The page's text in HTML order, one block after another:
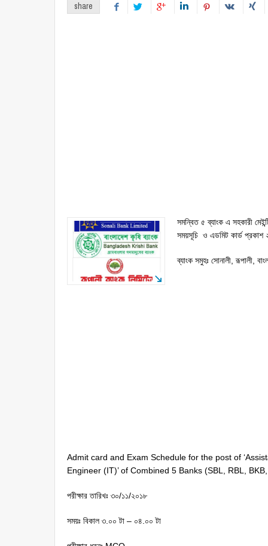
share
সমন্বিত ৫ ব্যাংক এ সহকারী
সময়সূচি ও এডমিট কার্ড প্রকাশ
ব্যাংক সমুহঃ সোনালী, রূপালী,
Admit card and Exam Schedule for the post of
Engineer (IT)’ of Combined 5 Banks (SBL, RBL,
পরীক্ষার তারিখঃ ৩০/১১/২০১৮
সময়ঃ বিকাল ৩.০০ টা – ০৪.০০ টা